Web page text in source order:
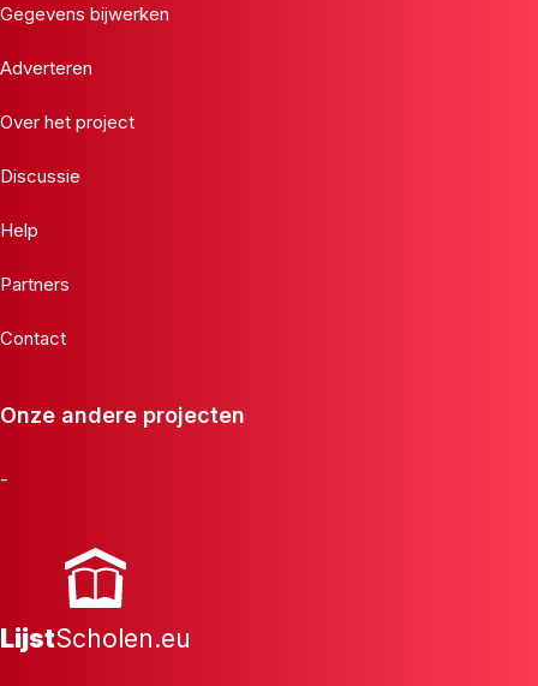
Gegevens bijwerken
Adverteren
Over het project
Discussie
Help
Partners
Contact
Onze andere projecten
-
LijstScholen.eu